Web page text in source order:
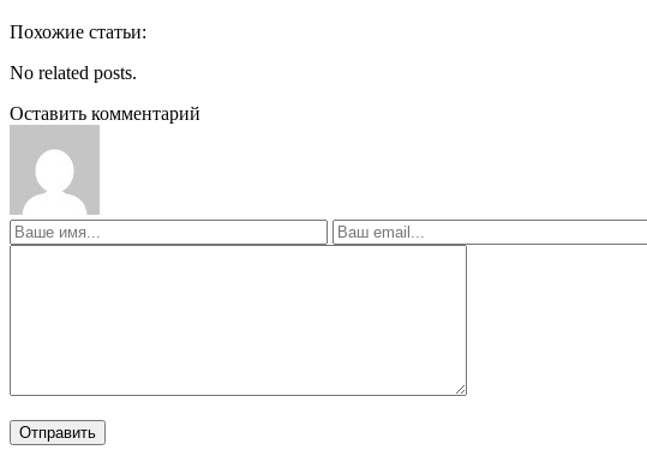
Похожие статьи:
No related posts.
Оставить комментарий